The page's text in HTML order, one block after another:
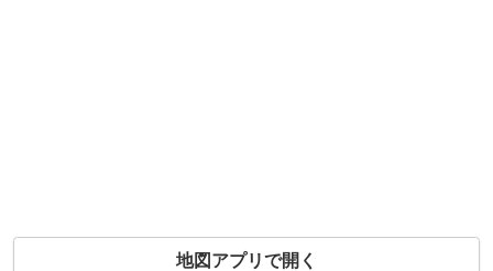
地図アプリで開く